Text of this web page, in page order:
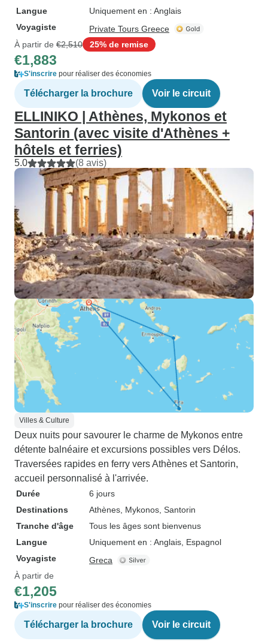
Langue
Uniquement en : Anglais
Voyagiste
Private Tours Greece
À partir de €2,510 25% de remise
€1,883
S'inscrire pour réaliser des économies
Télécharger la brochure Voir le circuit
ELLINIKO | Athènes, Mykonos et
Santorin (avec visite d'Athènes +
hôtels et ferries)
5.0 (8 avis)
Villes & Culture
Deux nuits pour savourer le charme de Mykonos entre
détente balnéaire et excursions possibles vers Délos.
Traversées rapides en ferry vers Athènes et Santorin,
accueil personnalisé à l'arrivée.
Durée
6 jours
Destinations
Athènes , Mykonos , Santorin
Tranche d'âge
Tous les âges sont bienvenus
Langue
Uniquement en : Anglais, Espagnol
Voyagiste
Greca
À partir de
€1,205
S'inscrire pour réaliser des économies
Télécharger la brochure Voir le circuit